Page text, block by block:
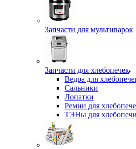
Запчасти для мультиварок
Запчасти для хлебопечек
Ведра для
Сальники
Лопатки
Ремни для
ТЭНы для хлебопечи